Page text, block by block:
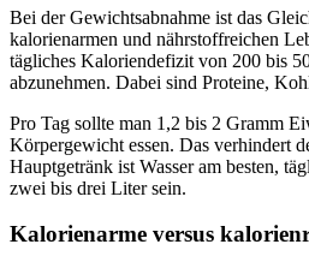
Bei der Gewichtsabnahme ist das
kalorienarmen und nährstoffreichen
tägliches Kaloriendefizit von 200 bis
abzunehmen. Dabei sind Proteine,
Pro Tag sollte man 1,2 bis 2 Gramm
Körpergewicht essen. Das verhindert
Hauptgetränk ist Wasser am besten,
zwei bis drei Liter sein.
Kalorienarme versus